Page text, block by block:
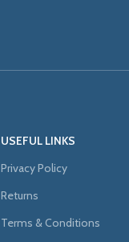
USEFUL LINKS
Privacy Policy
Returns
Terms & Conditions